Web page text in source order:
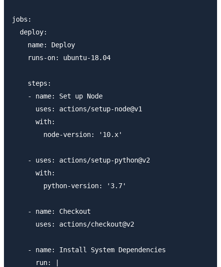
jobs:
  deploy:
    name: Deploy
    runs-on: ubuntu-18.04
    steps:
    - name: Set up Node
      uses: actions/setup-node@v1
      with:
        node-version: '10.x'
    - uses: actions/setup-python@v2
      with:
        python-version: '3.7'
    - name: Checkout
      uses: actions/checkout@v2
    - name: Install System Dependencies
      run: |